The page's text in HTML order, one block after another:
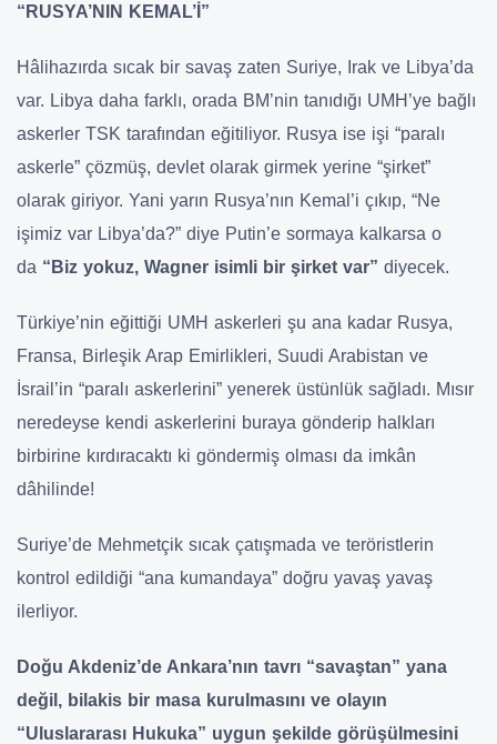
“RUSYA’NIN KEMAL’İ”
Hâlihazırda sıcak bir savaş zaten Suriye, Irak ve Libya’da
var. Libya daha farklı, orada BM’nin tanıdığı UMH’ye bağlı
askerler TSK tarafından eğitiliyor. Rusya ise işi “paralı
askerle” çözmüş, devlet olarak girmek yerine “şirket”
olarak giriyor. Yani yarın Rusya’nın Kemal’i çıkıp, “Ne
işimiz var Libya’da?” diye Putin’e sormaya kalkarsa o
da “Biz yokuz, Wagner isimli bir şirket var” diyecek.
Türkiye’nin eğittiği UMH askerleri şu ana kadar Rusya,
Fransa, Birleşik Arap Emirlikleri, Suudi Arabistan ve
İsrail’in “paralı askerlerini” yenerek üstünlük sağladı. Mısır
neredeyse kendi askerlerini buraya gönderip halkları
birbirine kırdıracaktı ki göndermiş olması da imkân
dâhilinde!
Suriye’de Mehmetçik sıcak çatışmada ve teröristlerin
kontrol edildiği “ana kumandaya” doğru yavaş yavaş
ilerliyor.
Doğu Akdeniz’de Ankara’nın tavrı “savaştan” yana
değil, bilakis bir masa kurulmasını ve olayın
“Uluslararası Hukuka” uygun şekilde görüşülmesini